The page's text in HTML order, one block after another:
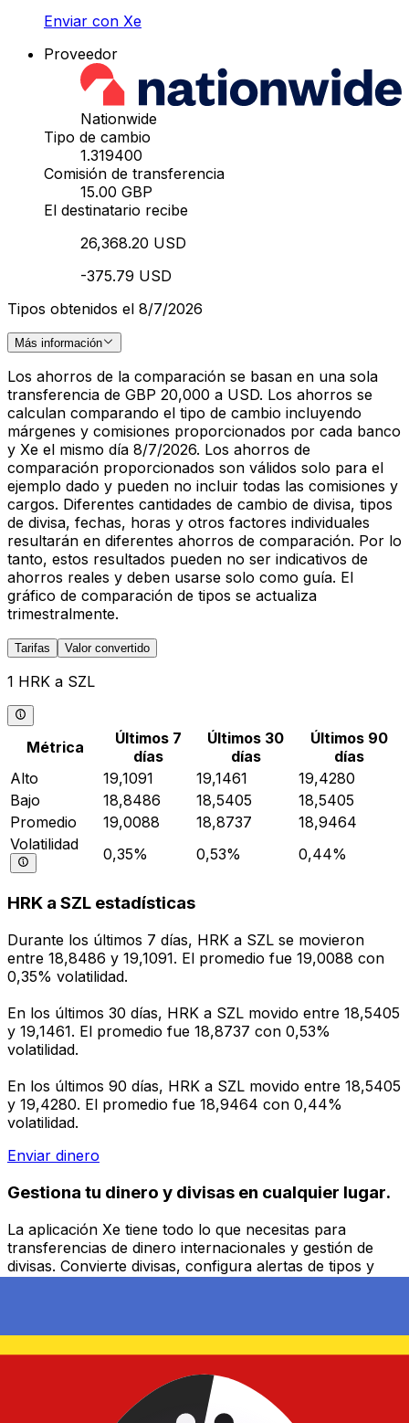
Enviar con Xe
Proveedor
Nationwide
Tipo de cambio
1.319400
Comisión de transferencia
15.00 GBP
El destinatario recibe
26,368.20 USD
-375.79 USD
Tipos obtenidos el 8/7/2026
Más información
Los ahorros de la comparación se basan en una sola
transferencia de GBP 20,000 a USD. Los ahorros se
calculan comparando el tipo de cambio incluyendo
márgenes y comisiones proporcionados por cada banco
y Xe el mismo día 8/7/2026. Los ahorros de
comparación proporcionados son válidos solo para el
ejemplo dado y pueden no incluir todas las comisiones y
cargos. Diferentes cantidades de cambio de divisa, tipos
de divisa, fechas, horas y otros factores individuales
resultarán en diferentes ahorros de comparación. Por lo
tanto, estos resultados pueden no ser indicativos de
ahorros reales y deben usarse solo como guía. El
gráfico de comparación de tipos se actualiza
trimestralmente.
Tarifas Valor convertido
1 HRK a SZL
Métrica
Últimos 7
días
Últimos 30
días
Últimos 90
días
Alto
19,1091 19,1461
19,4280
Bajo
18,8486 18,5405
18,5405
Promedio
19,0088 18,8737
18,9464
Volatilidad
0,35% 0,53% 0,44%
HRK a SZL estadísticas
Durante los últimos 7 días, HRK a SZL se movieron
entre 18,8486 y 19,1091. El promedio fue 19,0088 con
0,35% volatilidad.
En los últimos 30 días, HRK a SZL movido entre 18,5405
y 19,1461. El promedio fue 18,8737 con 0,53%
volatilidad.
En los últimos 90 días, HRK a SZL movido entre 18,5405
y 19,4280. El promedio fue 18,9464 con 0,44%
volatilidad.
Enviar dinero
Gestiona tu dinero y divisas en cualquier lugar.
La aplicación Xe tiene todo lo que necesitas para
transferencias de dinero internacionales y gestión de
divisas. Convierte divisas, configura alertas de tipos y